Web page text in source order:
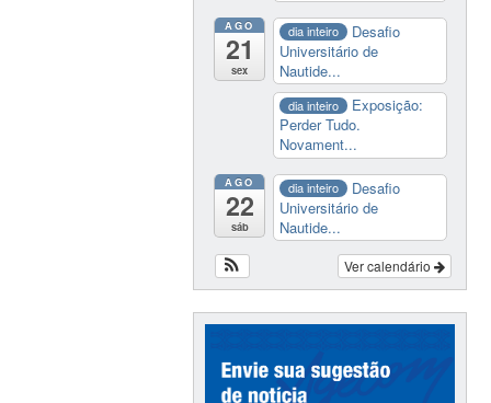
AGO
21
sex
dia inteiro
Desafio
Universitário de
Nautide...
dia inteiro
Exposição:
Perder Tudo.
Novament...
AGO
22
sáb
dia inteiro
Desafio
Universitário de
Nautide...
Ver calendário